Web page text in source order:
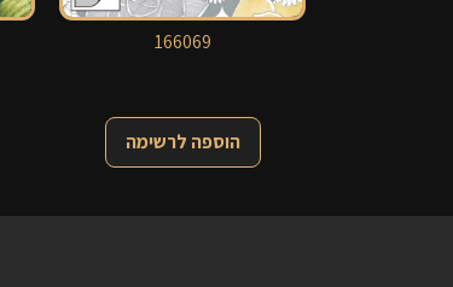
166069
הוספה לרשימה